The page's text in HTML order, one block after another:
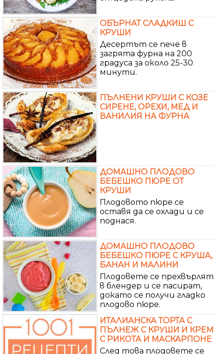
ОБЪРНАТ СЛАДКИШ С
КРУШИ
Десертът се пече в
загрята фурна на 200
градуса за около 25-30
минути.
ПЪЛНЕНИ КРУШИ С КОЗЕ
СИРЕНЕ, ОРЕХИ, МЕД И
ВАНИЛИЯ НА ФУРНА
ДОМАШНО ПЛОДОВО
БЕБЕШКО ПЮРЕ ОТ
КРУШИ
Плодовото пюре се
оставя да се охлади и се
поднася.
ДОМАШНО ПЛОДОВО
БЕБЕШКО ПЮРЕ С КРУША,
БАНАН И МАЛИНИ
Плодовете се прехвърлят
в блендер и се пасират,
докато се получи гладко
плодово пюре.
ИТАЛИАНСКА ТОРТА С
ПЪЛНЕЖ С КРУШИ И КРЕМ
С РИКОТА И МАСКАРПОНЕ
След това плодовете се